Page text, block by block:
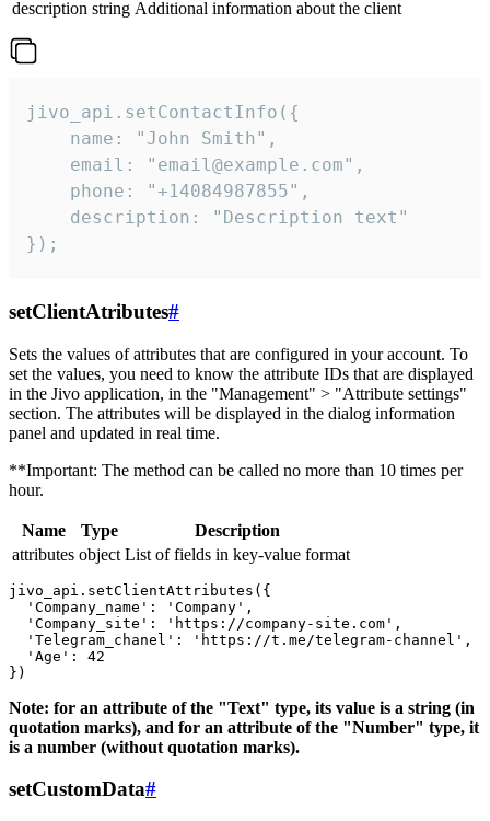
description string Additional information about the client
jivo_api.setContactInfo({
    name: "John Smith",
    email: "email@example.com",
    phone: "+14084987855",
    description: "Description text"
});
setClientAtributes#
Sets the values ​​of attributes that are configured in your account. To
set the values, you need to know the attribute IDs that are displayed
in the Jivo application, in the "Management" > "Attribute settings"
section. The attributes will be displayed in the dialog information
panel and updated in real time.
**Important: The method can be called no more than 10 times per
hour.
Name Type
Description
attributes object List of fields in key-value format
jivo_api.setClientAttributes({
  'Company_name': 'Company',
  'Company_site': 'https://company-site.com',
  'Telegram_chanel': 'https://t.me/telegram-channel',
  'Age': 42
Note: for an attribute of the "Text" type, its value is a string (in
quotation marks), and for an attribute of the "Number" type, it
is a number (without quotation marks).
setCustomData#